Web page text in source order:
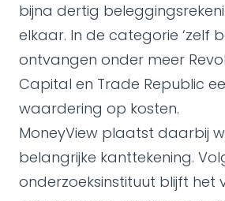
bijna dertig
elkaar. In de categorie ‘zelf
ontvangen onder meer
Capital en Trade Republic
waardering op kosten.
MoneyView plaatst daarbij
belangrijke kanttekening.
onderzoeksinstituut blijft het